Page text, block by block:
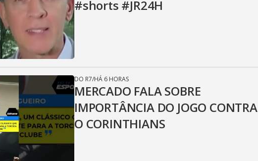
#shorts #JR24H
DO R7/HÁ 6 HORAS
MERCADO FALA SOBRE
IMPORTÂNCIA DO JOGO CONTRA
O CORINTHIANS